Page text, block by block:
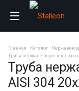
Главная Каталог
Трубы нержавеющие
Труба
AISI 304